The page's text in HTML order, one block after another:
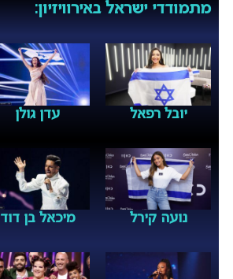
מתמודדי ישראל באירוויזיון:
יובל רפאל עדן גולן
נועה קירל מיכאל בן דוד